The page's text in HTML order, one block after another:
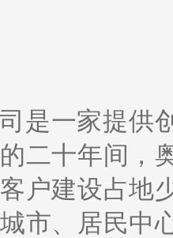
一家提供创
二十年间，
户建设占地
市、居民中